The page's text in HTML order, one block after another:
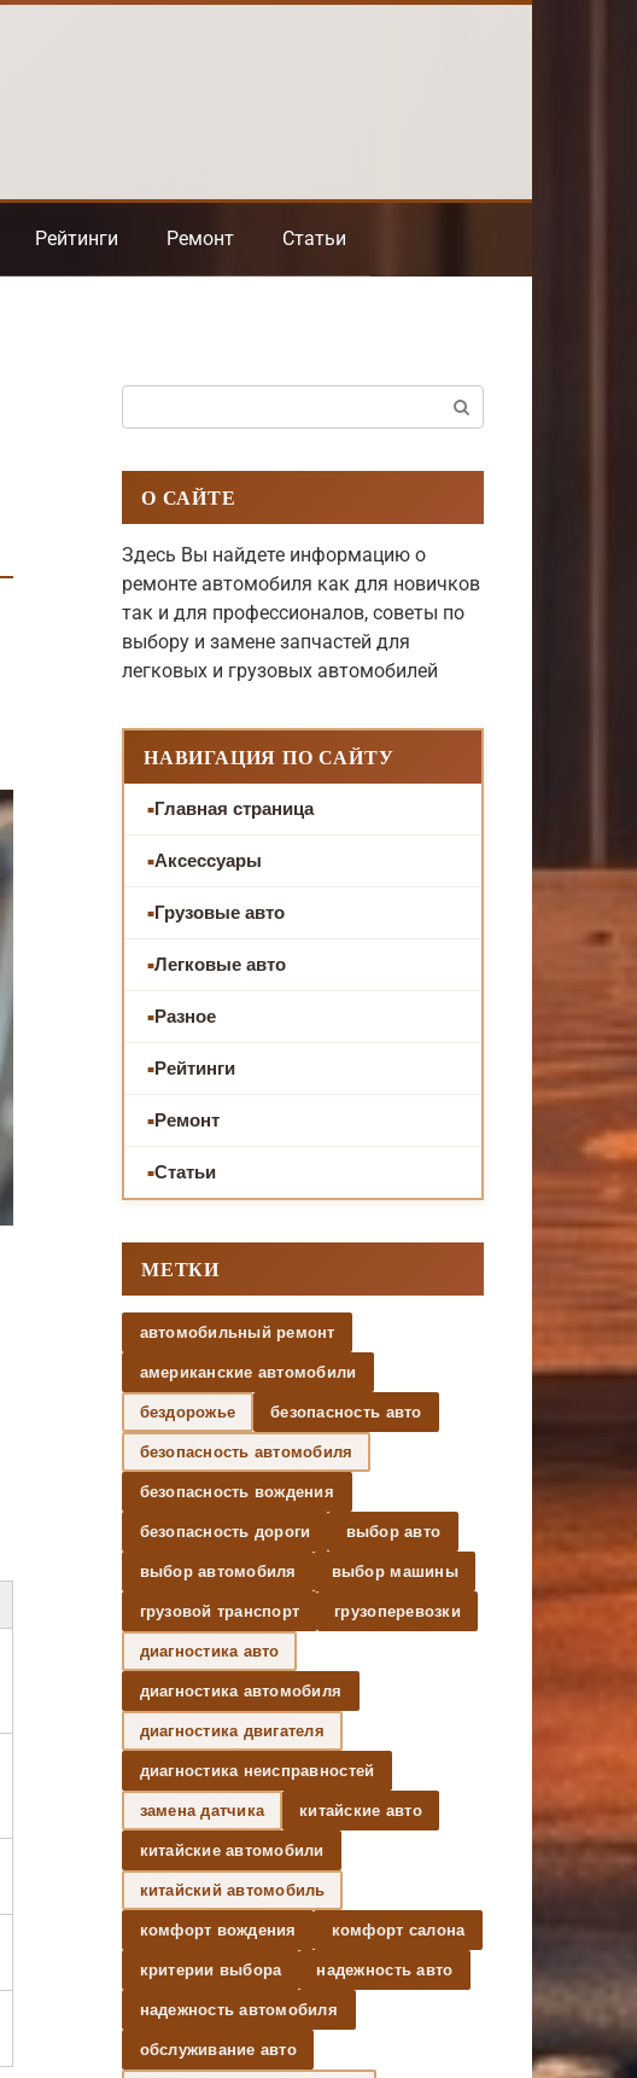
Рейтинги Ремонт Статьи
О САЙТЕ
Здесь Вы найдете информацию о
ремонте автомобиля как для новичков
так и для профессионалов, советы по
выбору и замене запчастей для
легковых и грузовых автомобилей
НАВИГАЦИЯ ПО САЙТУ
Главная страница
Аксессуары
Грузовые авто
Легковые авто
Разное
Рейтинги
Ремонт
Статьи
МЕТКИ
автомобильный ремонт
американские автомобили
бездорожье безопасность авто
безопасность автомобиля
безопасность вождения
безопасность дороги выбор авто
выбор автомобиля выбор машины
грузовой транспорт грузоперевозки
диагностика авто
диагностика автомобиля
диагностика двигателя
диагностика неисправностей
замена датчика китайские авто
китайские автомобили
китайский автомобиль
комфорт вождения комфорт салона
критерии выбора надежность авто
надежность автомобиля
обслуживание авто